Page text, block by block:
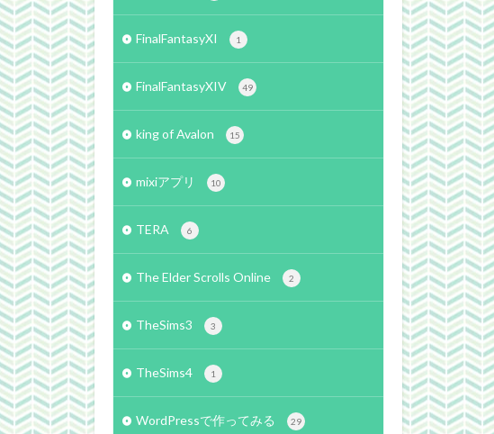
FinalFantasyXI 1
FinalFantasyXIV 49
king of Avalon 15
mixiアプリ 10
TERA 6
The Elder Scrolls Online 2
TheSims3 3
TheSims4 1
WordPressで作ってみる 29